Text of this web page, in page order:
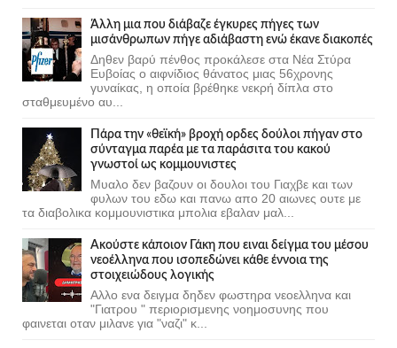
Άλλη μια που διάβαζε έγκυρες πήγες των
μισάνθρωπων πήγε αδιάβαστη ενώ έκανε διακοπές
Δηθεν βαρύ πένθος προκάλεσε στα Νέα Στύρα
Ευβοίας ο αιφνίδιος θάνατος μιας 56χρονης
γυναίκας, η οποία βρέθηκε νεκρή δίπλα στο
σταθμευμένο αυ...
Πάρα την «θεϊκή» βροχή ορδες δούλοι πήγαν στο
σύνταγμα παρέα με τα παράσιτα του κακού
γνωστοί ως κομμουνιστες
Μυαλο δεν βαζουν οι δουλοι του Γιαχβε και των
φυλων του εδω και πανω απο 20 αιωνες ουτε με
τα διαβολικα κομμουνιστικα μπολια εβαλαν μαλ...
Ακούστε κάποιον Γάκη που ειναι δείγμα του μέσου
νεοέλληνα που ισοπεδώνει κάθε έννοια της
στοιχειώδους λογικής
Αλλο ενα δειγμα δηδεν φωστηρα νεοελληνα και
"Γιατρου " περιορισμενης νοημοσυνης που
φαινεται οταν μιλανε για "ναζι" κ...